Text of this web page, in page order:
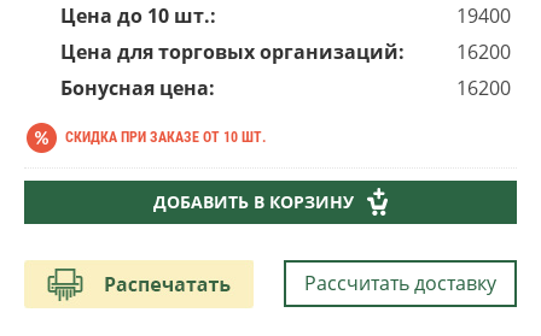
Цена до 10 шт.:
19400
Цена для торговых организаций:
16200
Бонусная цена:
16200
СКИДКА ПРИ ЗАКАЗЕ ОТ 10 ШТ.
17 700
19 400
ДОБАВИТЬ В КОРЗИНУ
Рассчитать доставку